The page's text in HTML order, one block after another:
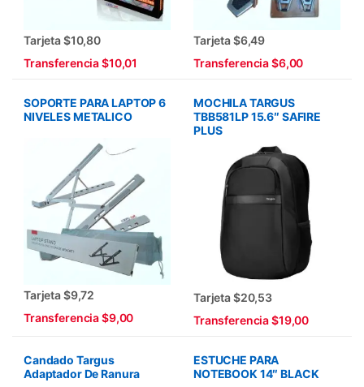
Tarjeta $10,80
Transferencia $10,01
Tarjeta $6,49
Transferencia $6,00
SOPORTE PARA LAPTOP 6
NIVELES METALICO
Tarjeta $9,72
Transferencia $9,00
MOCHILA TARGUS
TBB581LP 15.6″ SAFIRE
PLUS
Tarjeta $20,53
Transferencia $19,00
Candado Targus
Adaptador De Ranura
ESTUCHE PARA
NOTEBOOK 14″ BLACK